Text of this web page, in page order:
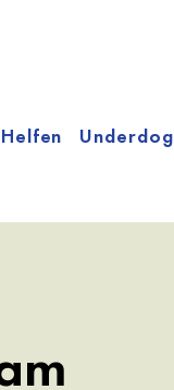
Helfen Underdog